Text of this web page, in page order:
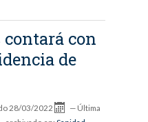
con
de
28/03/2022 — Última